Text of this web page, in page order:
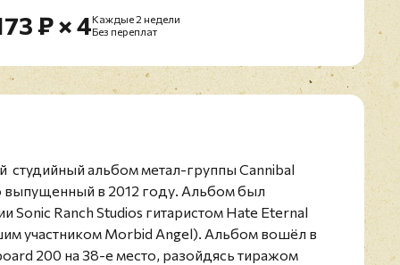
₽ × 4Каждые 2 недели
Без переплат
студийный альбом метал-группы Cannibal
выпущенный в 2012 году. Альбом был
Sonic Ranch Studios гитаристом Hate Eternal
участником Morbid Angel). Альбом вошёл в
200 на 38-е место, разойдясь тиражом